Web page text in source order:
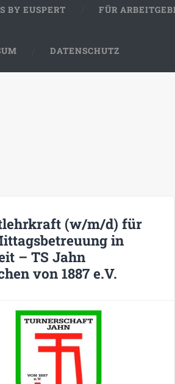
BY EUSPERT FÜR
DATENSCHUTZ
(w/m/d) für
in
– TS Jahn
von 1887 e.V.